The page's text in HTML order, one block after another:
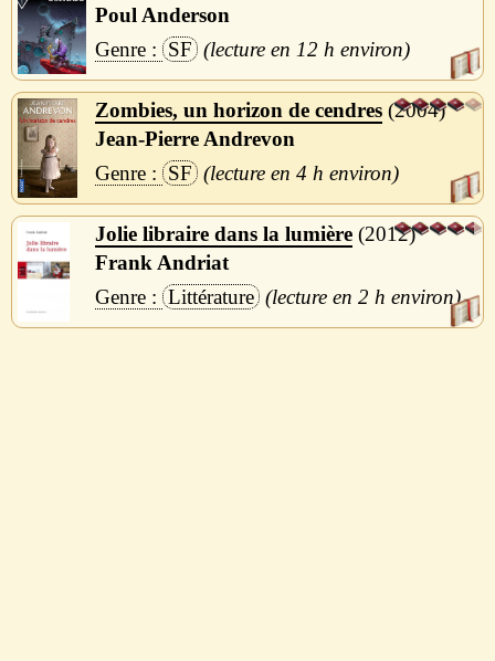
Poul Anderson
SF
12 h
Zombies, un horizon de cendres 2004
Jean-Pierre Andrevon
SF
4 h
Jolie libraire dans la lumière 2012
Frank Andriat
Littérature
2 h